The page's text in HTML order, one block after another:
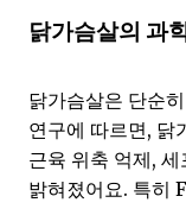
닭가슴살의 과
닭가슴살은 단순
연구에 따르면, 닭
근육 위축 억제,
밝혀졌어요. 특히